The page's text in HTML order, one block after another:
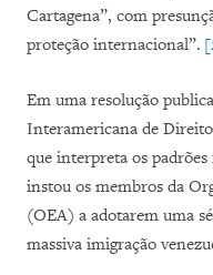
Cartagena”, com
proteção internacional”.
Em uma resolução
Interamericana de
que interpreta os
instou os membros da
(OEA) a adotarem uma
massiva imigração